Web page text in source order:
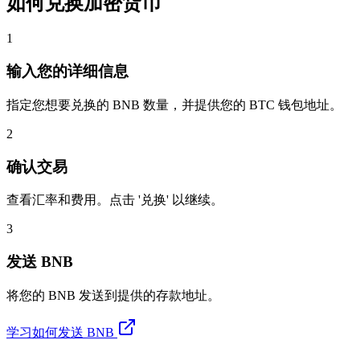
1
输入您的详细信息
指定您想要兑换的 BNB 数量，并提供您的 BTC 钱包地址。
2
确认交易
查看汇率和费用。点击 '兑换' 以继续。
3
发送 BNB
将您的 BNB 发送到提供的存款地址。
学习如何发送 BNB